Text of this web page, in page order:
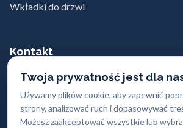
Twoja prywatność jest dla
Używamy plików cookie, aby zapewnić
strony, analizować ruch i dopasowywać
Możesz zaakceptować wszystkie lub
Wkładki do drzwi
Kontakt
662 869 662
kontakt@abc-zabezpieczen.pl